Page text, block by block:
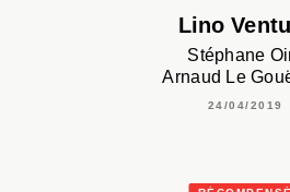
Lino
Stéphane
Arnaud Le
24/04/2019